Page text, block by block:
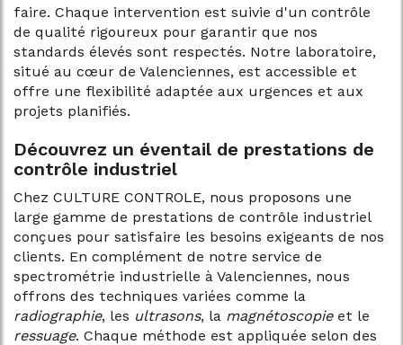
faire. Chaque intervention est suivie d'un contrôle
de qualité rigoureux pour garantir que nos
standards élevés sont respectés. Notre laboratoire,
situé au cœur de Valenciennes, est accessible et
offre une flexibilité adaptée aux urgences et aux
projets planifiés.
Découvrez un éventail de prestations de
contrôle industriel
Chez CULTURE CONTROLE, nous proposons une
large gamme de prestations de contrôle industriel
conçues pour satisfaire les besoins exigeants de nos
clients. En complément de notre service de
spectrométrie industrielle à Valenciennes, nous
offrons des techniques variées comme la
radiographie, les ultrasons, la magnétoscopieet le
ressuage. Chaque méthode est appliquée selon des